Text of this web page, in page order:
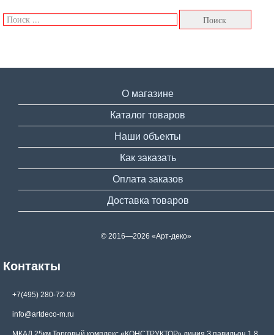
О магазине
Каталог товаров
Наши объекты
Как заказать
Оплата заказов
Доставка товаров
© 2016—2026 «Арт-деко»
Контакты
+7(495) 280-72-09
info@artdeco-m.ru